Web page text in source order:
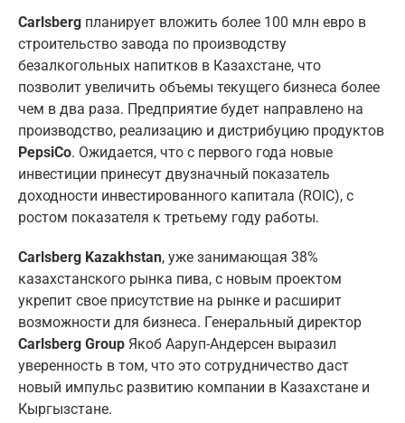
Carlsberg планирует вложить более 100 млн евро в
строительство завода по производству
безалкогольных напитков в Казахстане, что
позволит увеличить объемы текущего бизнеса более
чем в два раза. Предприятие будет направлено на
производство, реализацию и дистрибуцию продуктов
PepsiCo. Ожидается, что с первого года новые
инвестиции принесут двузначный показатель
доходности инвестированного капитала (ROIC), с
ростом показателя к третьему году работы.
Carlsberg Kazakhstan, уже занимающая 38%
казахстанского рынка пива, с новым проектом
укрепит свое присутствие на рынке и расширит
возможности для бизнеса. Генеральный директор
Carlsberg Group Якоб Ааруп-Андерсен выразил
уверенность в том, что это сотрудничество даст
новый импульс развитию компании в Казахстане и
Кыргызстане.